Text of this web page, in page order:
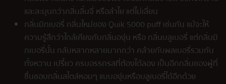
และละมุนกว่ากลิ่นลิ้นจี่ หรือลำไย แต่ไม่เลี่ยน
กลิ่นมิกเบอรี่ กลิ่นใหม่ของ Quik 5000 puff เช่นกัน แม้จะให้
ความรู้สึกว่าใกล้เคียงกับกลิ่นองุ่น หรือ กลิ่นบลูเบอรี่ แต่กลิ่นมิ
กเบอรี่นั้น กลับหลากหลายมากกว่า คล้ายกับผลเบอรี่รวมกัน
ทั้งหวาน เปรี้ยว ครบอรรถรสที่ต้องได้ลอง เป็นอีกกลิ่นของผู้ที่
ชื่นชอบกลิ่นสไตล์หอมๆ แบบองุ่นหรือบลูเบอรี่ได้อีกด้วย